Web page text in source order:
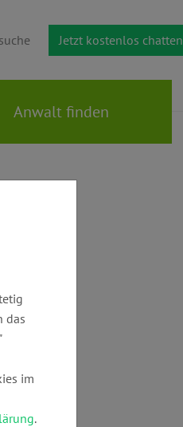
Jetzt kostenlos chatten
das
im
.